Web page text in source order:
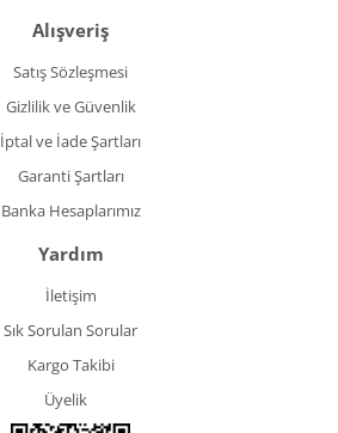
Alışveriş
Satış Sözleşmesi
Gizlilik ve Güvenlik
İptal ve İade Şartları
Garanti Şartları
Banka Hesaplarımız
Yardım
İletişim
Sık Sorulan Sorular
Kargo Takibi
Üyelik